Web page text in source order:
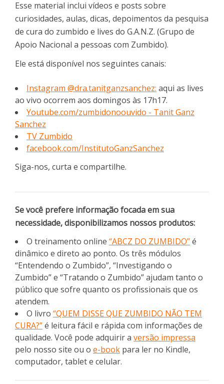
Esse material inclui vídeos e posts sobre
curiosidades, aulas, dicas, depoimentos da pesquisa
de cura do zumbido e lives do G.A.N.Z. (Grupo de
Apoio Nacional a pessoas com Zumbido).
Ele está disponível nos seguintes canais:
Instagram @dra.tanitganzsanchez: aqui as lives
ao vivo ocorrem aos domingos às 17h17.
Youtube.com/zumbidonoouvido - Tanit Ganz
Sanchez
TV Zumbido
facebook.com/InstitutoGanzSanchez
Siga-nos, curta e compartilhe.
Se você prefere informação focada em sua
necessidade, disponibilizamos nossos produtos:
O treinamento online “ABCZ DO ZUMBIDO”é
dinâmico e direto ao ponto. Os três módulos
“Entendendo o Zumbido”, “Investigando o
Zumbido” e “Tratando o Zumbido” ajudam tanto o
público que sofre quanto os profissionais que os
atendem.
O livro “QUEM DISSE QUE ZUMBIDO NÃO TEM
CURA?”é leitura fácil e rápida com informações de
qualidade. Você pode adquirir a versão impressa
pelo nosso site ou o e-book para ler no Kindle,
computador, tablet e celular.